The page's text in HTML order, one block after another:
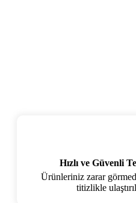
Hızlı ve Güvenli
Ürünleriniz zarar
titizlikle